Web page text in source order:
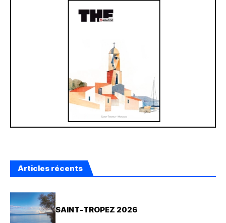
Articles récents
SAINT-TROPEZ 2026